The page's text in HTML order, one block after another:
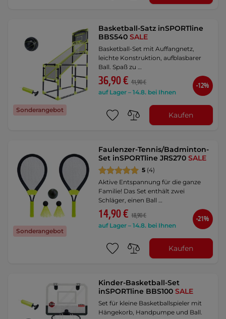
Sonderangebot
Basketball-Satz inSPORTline
BBS540SALE
Basketball-Set mit Auffangnetz,
leichte Konstruktion, aufblasbarer
Ball. Spaß zu …
36,90 € 41,90 €
auf Lager – 14.8. bei Ihnen
-12%
Kaufen
Sonderangebot
Faulenzer-Tennis/Badminton-
Set inSPORTline JRS270SALE
5 (4)
Aktive Entspannung für die ganze
Familie! Das Set enthält zwei
Schläger, einen Ball …
14,90 € 18,90 €
auf Lager – 14.8. bei Ihnen
-21%
Kaufen
Kinder-Basketball-Set
inSPORTline BBS100SALE
Set für kleine Basketballspieler mit
Hängekorb, Handpumpe und Ball.